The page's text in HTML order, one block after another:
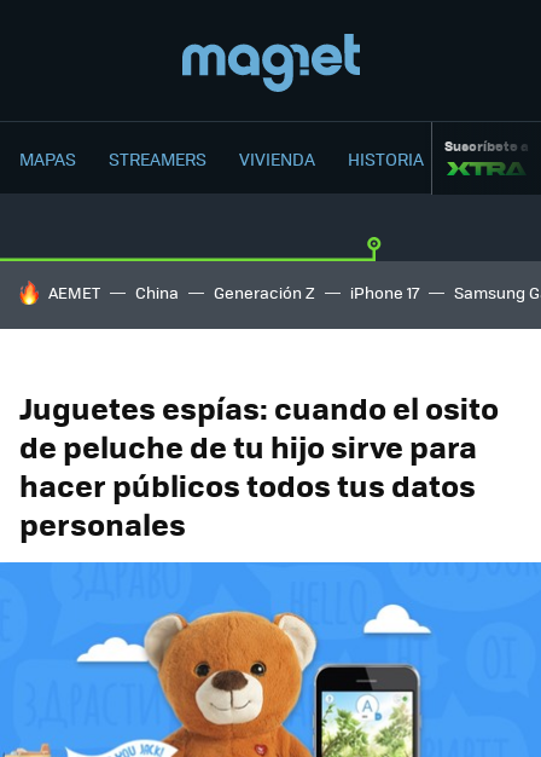
MAPAS STREAMERS VIVIENDA HISTORIA Suscríbete a
HOY SE HABLA DE
AEMET China Generación Z iPhone 17 Samsung
Juguetes espías: cuando el osito
de peluche de tu hijo sirve para
hacer públicos todos tus datos
personales